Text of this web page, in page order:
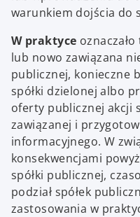
warunkiem dojścia do
W praktyce
lub nowo zawiązana
publicznej, konieczne
spółki dzielonej albo
oferty publicznej akcji
zawiązanej i
informacyjnego. W
konsekwencjami
spółki publicznej,
podział spółek
zastosowania w